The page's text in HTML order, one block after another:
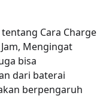
Cara Charge
Mengingat
bisa
dari baterai
berpengaruh